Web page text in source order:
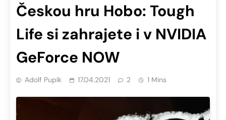
Českou hru Hobo: Tough
Life si zahrajete i v NVIDIA
GeForce NOW
Adolf Pupík 17.04.2021 2 1 Mins